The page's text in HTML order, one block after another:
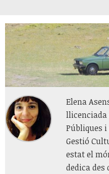
Elena
llicenciada
Públiques
Gestió
estat el
dedica des